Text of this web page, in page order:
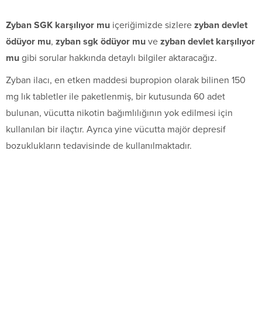
Zyban SGK karşılıyor mu içeriğimizde sizlere zyban devlet
ödüyor mu, zyban sgk ödüyor mu ve zyban devlet karşılıyor
mu gibi sorular hakkında detaylı bilgiler aktaracağız.
Zyban ilacı, en etken maddesi bupropion olarak bilinen 150
mg lık tabletler ile paketlenmiş, bir kutusunda 60 adet
bulunan, vücutta nikotin bağımlılığının yok edilmesi için
kullanılan bir ilaçtır. Ayrıca yine vücutta majör depresif
bozuklukların tedavisinde de kullanılmaktadır.